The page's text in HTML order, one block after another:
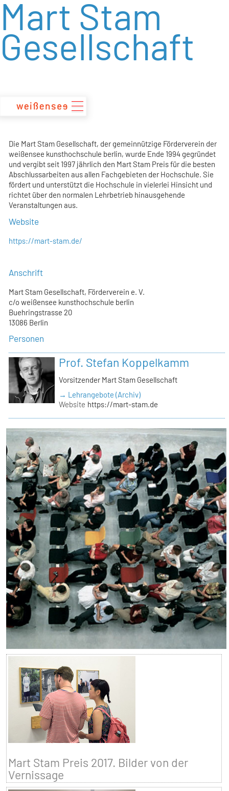
zum
Inhalt
Mart Stam
Gesellschaft
Die Mart Stam Gesellschaft, der gemeinnützige Förderverein der
weißensee kunsthochschule berlin, wurde Ende 1994 gegründet
und vergibt seit 1997 jährlich den Mart Stam Preis für die besten
Abschlussarbeiten aus allen Fachgebieten der Hochschule. Sie
fördert und unterstützt die Hochschule in vielerlei Hinsicht und
richtet über den normalen Lehrbetrieb hinausgehende
Veranstaltungen aus.
Website
https://mart-stam.de/
Anschrift
Mart Stam Gesellschaft, Förderverein e. V.
c/o weißensee kunsthochschule berlin
Buehringstrasse 20
13086 Berlin
Personen
Prof. Stefan Koppelkamm
Vorsitzender Mart Stam Gesellschaft
→ Lehrangebote (Archiv)
Website https://mart-stam.de
Mart Stam Preis 2017. Bilder von der
Vernissage